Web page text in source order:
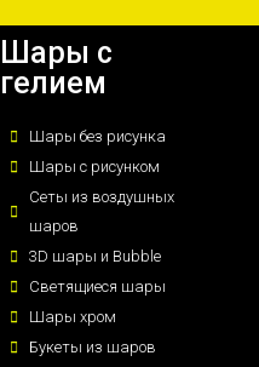
Шары с
гелием
Шары без рисунка
Шары с рисунком
Сеты из воздушных
шаров
3D шары и Bubble
Светящиеся шары
Шары хром
Букеты из шаров